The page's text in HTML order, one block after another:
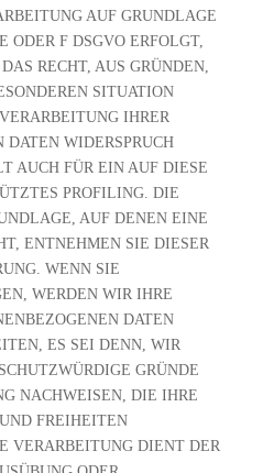
AUF GRUNDLAGE
ODER F DSGVO ERFOLGT,
RECHT, AUS GRÜNDEN,
SITUATION
IHRER
DATEN WIDERSPRUCH
AUCH FÜR EIN AUF DIESE
PROFILING. DIE
AUF DENEN EINE
ENTNEHMEN SIE DIESER
WENN SIE
WERDEN WIR IHRE
DATEN
ES SEI DENN, WIR
GRÜNDE
NACHWEISEN, DIE IHRE
FREIHEITEN
VERARBEITUNG DIENT DER